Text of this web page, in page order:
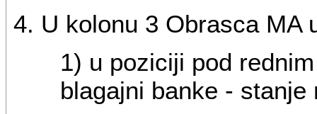
4. U kolonu 3 Obrasca MA
1) u poziciji pod
blagajni banke - stanje